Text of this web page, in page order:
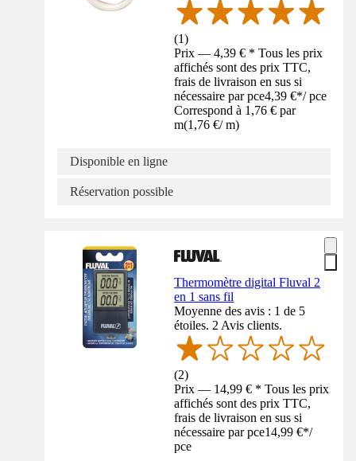
(1)
Prix — 4,39 € * Tous les prix
affichés sont des prix TTC,
frais de livraison en sus si
nécessaire par pce4,39 €*/ pce
Correspond à 1,76 € par
m(1,76 €/ m)
Disponible en ligne
Réservation possible
Thermomètre digital Fluval 2
en 1 sans fil
Moyenne des avis : 1 de 5
étoiles. 2 Avis clients.
(2)
Prix — 14,99 € * Tous les prix
affichés sont des prix TTC,
frais de livraison en sus si
nécessaire par pce14,99 €*/
pce